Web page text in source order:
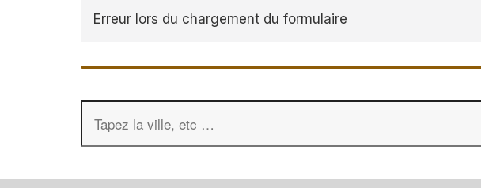
Erreur lors du chargement du formulaire